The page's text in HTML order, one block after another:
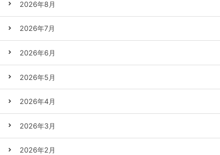
2026年8月
2026年7月
2026年6月
2026年5月
2026年4月
2026年3月
2026年2月